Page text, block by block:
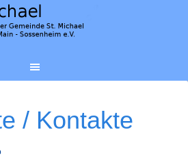
/ Kontakte